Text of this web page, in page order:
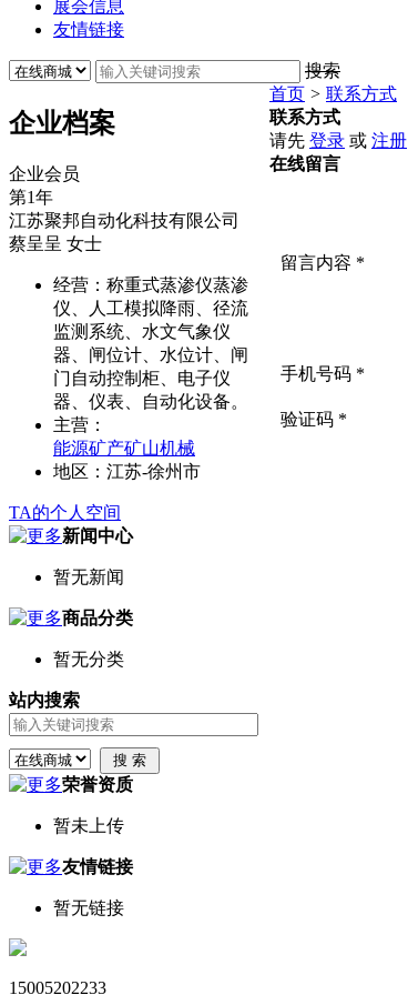
展会信息
友情链接
搜索
企业档案
企业会员
第1年
江苏聚邦自动化科技有限公司
蔡呈呈 女士
经营： 称重式蒸渗仪蒸渗
仪、人工模拟降雨、径流
监测系统、水文气象仪
器、闸位计、水位计、闸
门自动控制柜、电子仪
器、仪表、自动化设备。
主营：
能源矿产矿山机械
地区： 江苏-徐州市
TA的个人空间
新闻中心
暂无新闻
商品分类
暂无分类
站内搜索
荣誉资质
暂未上传
友情链接
暂无链接
首页 > 联系方式
联系方式
请先 登录 或 注册
在线留言
留言内容 *
手机号码 *
验证码 *
15005202233